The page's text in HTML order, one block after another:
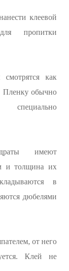
клеевой
пропитки
как
Пленку обычно
имеют
и толщина их
в
дюбелями
от него
Клей не